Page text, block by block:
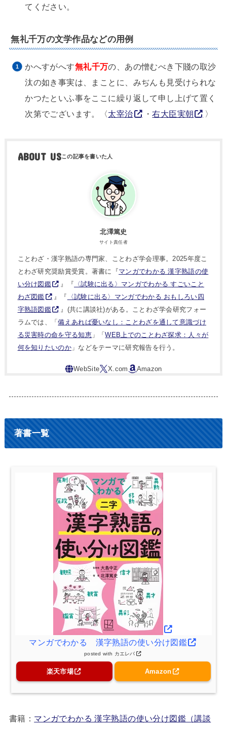
てください。
無礼千万の文学作品などの用例
かへすがへす無礼千万の、あの憎むべき下賤の取沙
汰の如き事実は、まことに、みぢんも見受けられな
かつたといふ事をここに繰り返して申し上げて置く
次第でございます。〈太宰治 ・右大臣実朝 〉
ABOUT US
北澤篤史
サイト責任者
ことわざ・漢字熟語の専門家、ことわざ学会理事。2025年度こ
とわざ研究奨励賞受賞。著書に『マンガでわかる 漢字熟語の使
い分け図鑑
』『 〈試験に出る〉マンガでわかる すごいこと
わざ図鑑
』『
〈試験に出る〉マンガでわかる おもしろい四
字熟語図鑑
』(共に講談社)がある。ことわざ学会研究フォー
ラムでは、「備えあれば憂いなし：ことわざを通して意識づけ
る災害時の命を守る知恵」「WEB上でのことわざ探求：人々が
何を知りたいのか」などをテーマに研究報告を行う。
著書一覧
マンガでわかる 漢字熟語の使い分け図鑑
posted with カエレバ
楽天市場 Amazon
書籍： マンガでわかる 漢字熟語の使い分け図鑑（講談